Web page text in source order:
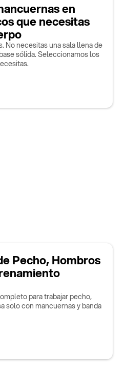
en
que necesitas
No necesitas una sala llena de
sólida. Seleccionamos los
Pecho, Hombros
para trabajar pecho,
solo con mancuernas y banda